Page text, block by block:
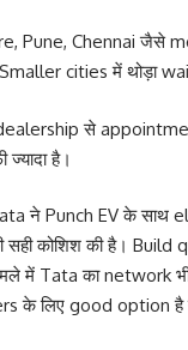
Pune, Chennai जैसे
cities में थोड़ा
से
है।
ने Punch EV के साथ
सही कोशिश की है।
में Tata का network
के लिए good option है